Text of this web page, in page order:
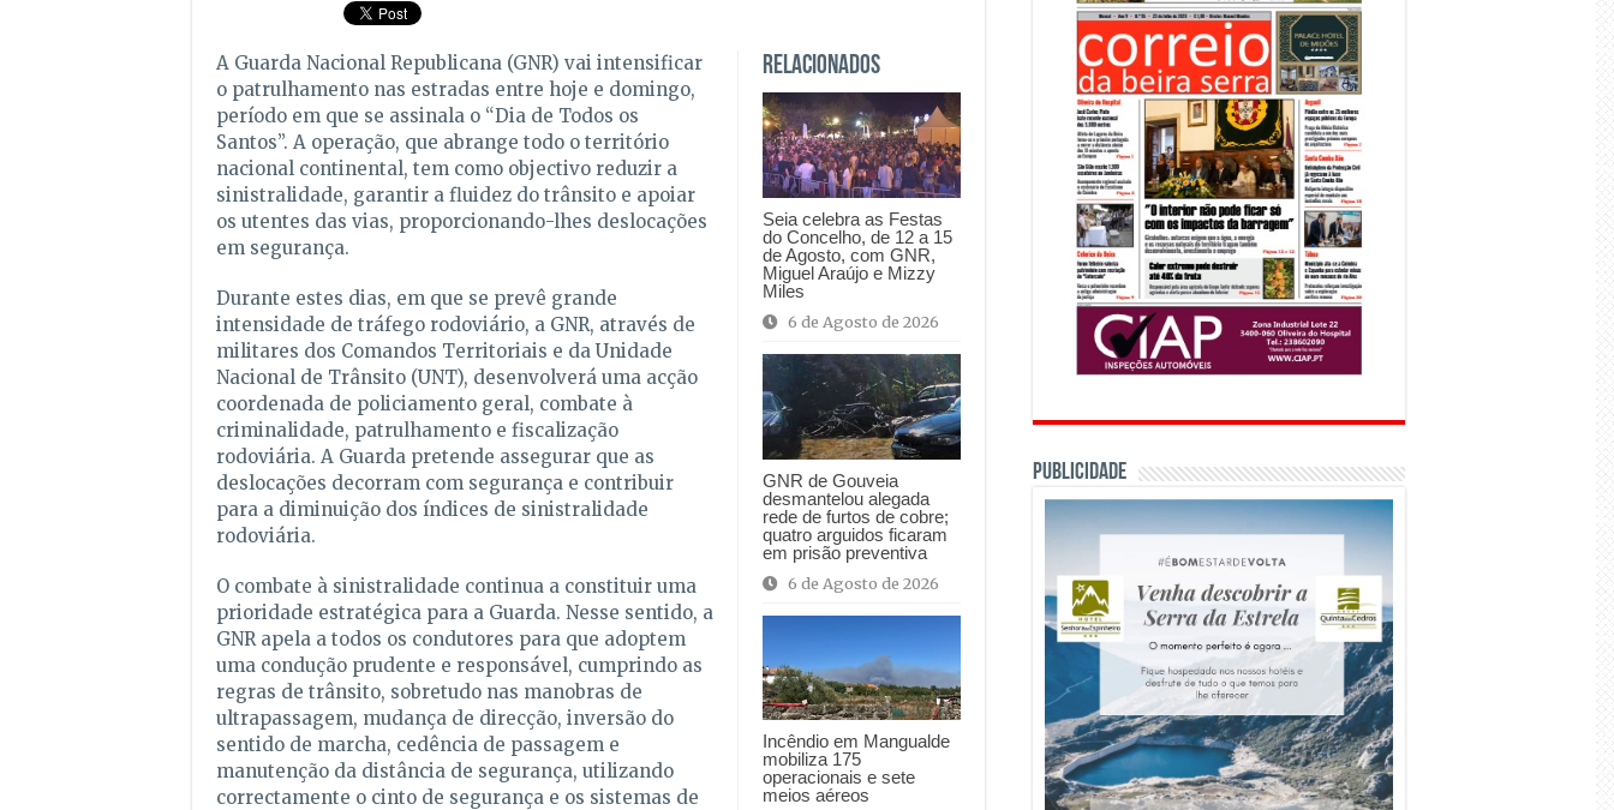
Relacionados
Seia celebra as Festas
do Concelho, de 12 a 15
de Agosto, com GNR,
Miguel Araújo e Mizzy
Miles
6 de Agosto de 2026
GNR de Gouveia
desmantelou alegada
rede de furtos de cobre;
quatro arguidos ficaram
em prisão preventiva
6 de Agosto de 2026
Incêndio em Mangualde
mobiliza 175
operacionais e sete
meios aéreos
A Guarda Nacional Republicana (GNR) vai intensificar
o patrulhamento nas estradas entre hoje e domingo,
período em que se assinala o “Dia de Todos os
Santos”. A operação, que abrange todo o território
nacional continental, tem como objectivo reduzir a
sinistralidade, garantir a fluidez do trânsito e apoiar
os utentes das vias, proporcionando-lhes deslocações
em segurança.
Durante estes dias, em que se prevê grande
intensidade de tráfego rodoviário, a GNR, através de
militares dos Comandos Territoriais e da Unidade
Nacional de Trânsito (UNT), desenvolverá uma acção
coordenada de policiamento geral, combate à
criminalidade, patrulhamento e fiscalização
rodoviária. A Guarda pretende assegurar que as
deslocações decorram com segurança e contribuir
para a diminuição dos índices de sinistralidade
rodoviária.
O combate à sinistralidade continua a constituir uma
prioridade estratégica para a Guarda. Nesse sentido, a
GNR apela a todos os condutores para que adoptem
uma condução prudente e responsável, cumprindo as
regras de trânsito, sobretudo nas manobras de
ultrapassagem, mudança de direcção, inversão do
sentido de marcha, cedência de passagem e
manutenção da distância de segurança, utilizando
correctamente o cinto de segurança e os sistemas de
PUBLICIDADE